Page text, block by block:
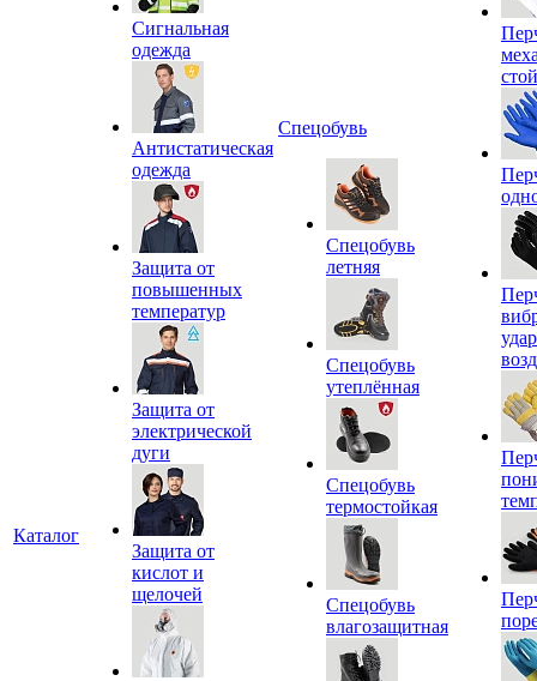
Каталог
Сигнальная
одежда
Антистатическая
одежда
Защита от
повышенных
температур
Защита от
электрической
дуги
Защита от
кислот и
щелочей
Спецобувь
Спецобувь
летняя
Спецобувь
утеплённая
Спецобувь
термостойкая
Спецобувь
влагозащитная